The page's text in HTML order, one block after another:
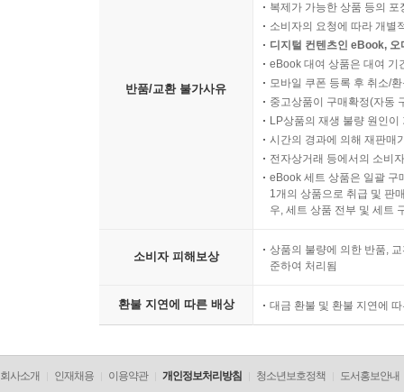
반품/교환 불가사유
복제가 가능한 상품 등의
소비자의 요청에 따라 개별
디지털 컨텐츠인 eBook,
eBook 대여 상품은 대여 기
모바일 쿠폰 등록 후 취소/
중고상품이 구매확정(자동
LP상품의 재생 불량 원인
시간의 경과에 의해 재판매
전자상거래 등에서의 소비
eBook 세트 상품은 일괄 구
1개의 상품으로 취급 및 판
우, 세트 상품 전부 및 세트
소비자 피해보상
상품의 불량에 의한 반품,
준하여 처리됨
환불 지연에 따른 배상 대금 환불 및 환불 지연에
회사소개 인재채용 이용약관 개인정보처리방침 청소년보호정책 도서홍보안내